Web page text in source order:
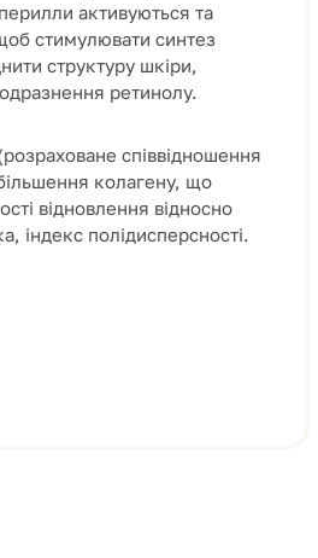
активуються та
стимулювати синтез
структуру шкіри,
ретинолу.
співвідношення
колагену, що
відновлення відносно
індекс полідисперсності.